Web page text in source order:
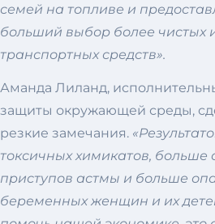
семей на топливе и
больший выбор более чистых
транспортных средств».
Аманда Лиланд,
защиты окружающей среды,
резкие замечания.
токсичных химикатов, больше
приступов астмы и больше
беременных женщин и их